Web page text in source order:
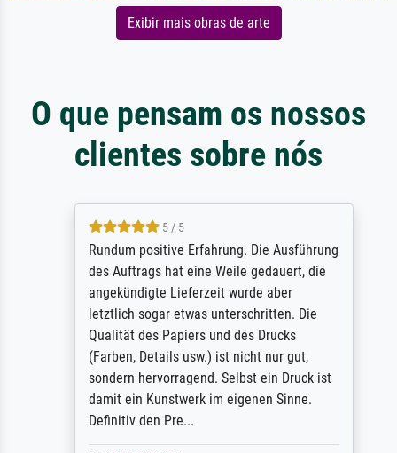
Exibir mais obras de arte
O que pensam os nossos
clientes sobre nós
5 / 5
Rundum positive Erfahrung. Die Ausführung
des Auftrags hat eine Weile gedauert, die
angekündigte Lieferzeit wurde aber
letztlich sogar etwas unterschritten. Die
Qualität des Papiers und des Drucks
(Farben, Details usw.) ist nicht nur gut,
sondern hervorragend. Selbst ein Druck ist
damit ein Kunstwerk im eigenen Sinne.
Definitiv den Pre...